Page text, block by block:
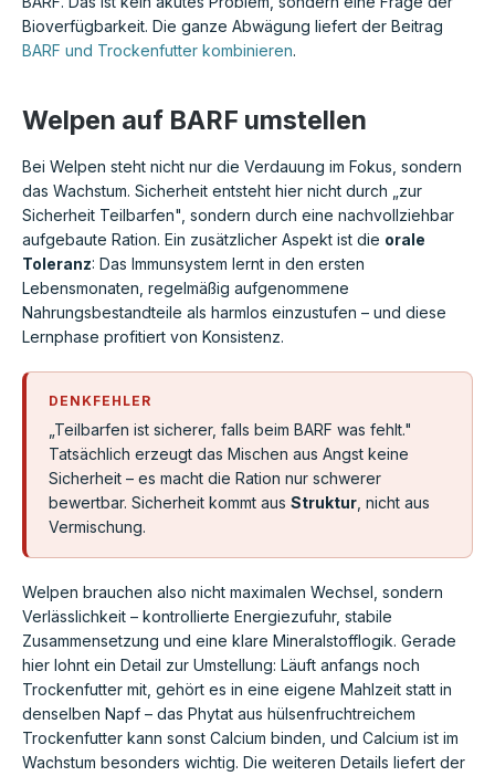
Bioverfügbarkeit. Die ganze Abwägung liefert der Beitrag
BARF und Trockenfutter kombinieren.
Welpen auf BARF umstellen
Bei Welpen steht nicht nur die Verdauung im Fokus, sondern
das Wachstum. Sicherheit entsteht hier nicht durch „zur
Sicherheit Teilbarfen", sondern durch eine nachvollziehbar
aufgebaute Ration. Ein zusätzlicher Aspekt ist die orale
Toleranz: Das Immunsystem lernt in den ersten
Lebensmonaten, regelmäßig aufgenommene
Nahrungsbestandteile als harmlos einzustufen – und diese
Lernphase profitiert von Konsistenz.
DENKFEHLER
„Teilbarfen ist sicherer, falls beim BARF was fehlt."
Tatsächlich erzeugt das Mischen aus Angst keine
Sicherheit – es macht die Ration nur schwerer
bewertbar. Sicherheit kommt aus Struktur , nicht aus
Vermischung.
Welpen brauchen also nicht maximalen Wechsel, sondern
Verlässlichkeit – kontrollierte Energiezufuhr, stabile
Zusammensetzung und eine klare Mineralstofflogik. Gerade
hier lohnt ein Detail zur Umstellung: Läuft anfangs noch
Trockenfutter mit, gehört es in eine eigene Mahlzeit statt in
denselben Napf – das Phytat aus hülsenfruchtreichem
Trockenfutter kann sonst Calcium binden, und Calcium ist im
Wachstum besonders wichtig. Die weiteren Details liefert der